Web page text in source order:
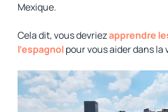
Mexique.
Cela dit, vous devriezapprendre
l’espagnolpour vous aider dans la